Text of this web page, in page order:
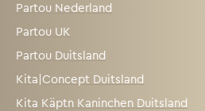
Partou Nederland
Partou UK
Partou Duitsland
Kita|Concept Duitsland
Kita Käptn Kaninchen Duitsland